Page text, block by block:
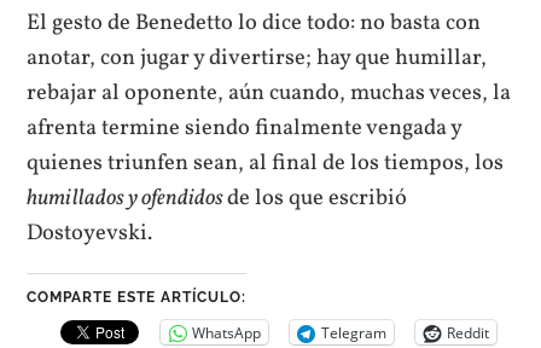
El gesto de Benedetto lo dice todo: no basta con
anotar, con jugar y divertirse; hay que humillar,
rebajar al oponente, aún cuando, muchas veces, la
afrenta termine siendo finalmente vengada y
quienes triunfen sean, al final de los tiempos, los
humillados y ofendidosde los que escribió
Dostoyevski.
COMPARTE ESTE ARTÍCULO:
WhatsApp Telegram Reddit